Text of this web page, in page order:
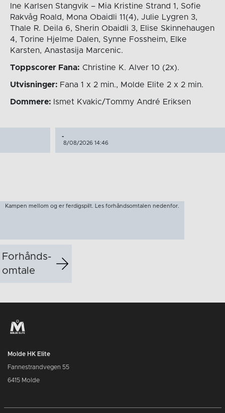
Ine Karlsen Stangvik – Mia Kristine Strand 1, Sofie
Rakvåg Roald, Mona Obaidli 11(4), Julie Lygren 3,
Thale R. Deila 6, Sherin Obaidli 3, Elise Skinnehaugen
4, Torine Hjelme Dalen, Synne Fossheim, Elke
Karsten, Anastasija Marcenic.
Toppscorer Fana: Christine K. Alver 10 (2x).
Utvisninger: Fana 1 x 2 min., Molde Elite 2 x 2 min.
Dommere: Ismet Kvakic/Tommy André Eriksen
-
8/08/2026 14:46
Kampen mellom og er ferdigspilt. Les forhåndsomtalen nedenfor.
Forhånds­
omtale
Molde HK Elite
Fannestrandvegen 55
6415 Molde